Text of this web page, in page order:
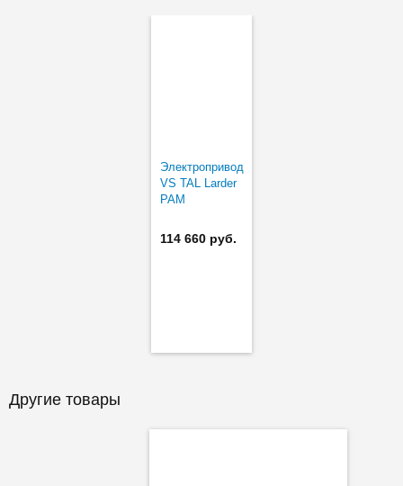
Электропривод
VS TAL Larder
PAM
114 660 руб.
Другие товары